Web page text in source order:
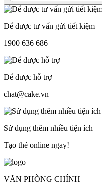
Để được tư vấn gửi tiết kiệm
1900 636 686
Để được hỗ trợ
chat@cake.vn
Sử dụng thêm nhiều tiện ích
Tạo thẻ online ngay!
VĂN PHÒNG CHÍNH